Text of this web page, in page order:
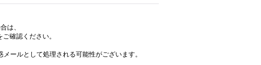
は、
確認ください。
ールとして処理される可能性がございます。